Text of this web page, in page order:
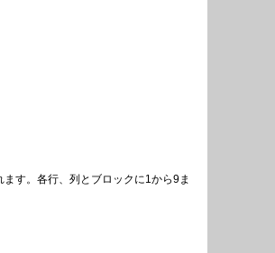
す。各行、列とブロックに1から9ま